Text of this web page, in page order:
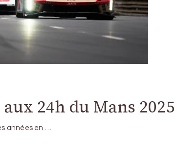
24h du Mans 2025
années en …